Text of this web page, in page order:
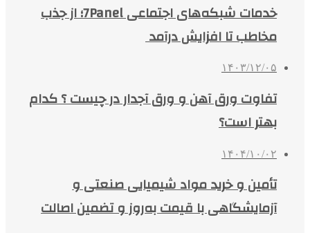
خدمات شبکه‌های اجتماعی 7Panel؛ از جذب
مخاطب تا افزایش درآمد
۱۴۰۳/۱۲/۰۵
تفاوت ورق آهن و ورق آجدار در چیست ؟ کدام
بهتر است؟
۱۴۰۴/۱۰/۰۲
تأمین و خرید مواد شیمیایی صنعتی و
آزمایشگاهی با قیمت به‌روز و تضمین اصالت